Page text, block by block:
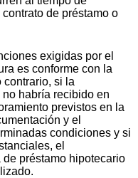
de préstamo o
exigidas por el
es conforme con la
contrario, si la
habría recibido en
previstos en la
y el
condiciones y si
el
préstamo hipotecario